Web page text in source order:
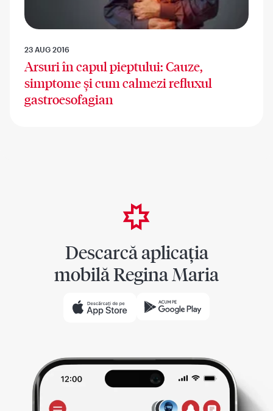
23 AUG 2016
Arsuri în capul pieptului: Cauze,
simptome și cum calmezi refluxul
gastroesofagian
Descarcă aplicația
mobilă Regina Maria